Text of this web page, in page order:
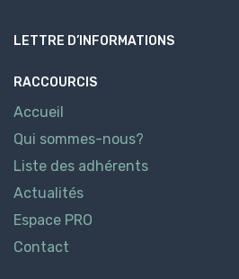
LETTRE D’INFORMATIONS
RACCOURCIS
Accueil
Qui sommes-nous?
Liste des adhérents
Actualités
Espace PRO
Contact